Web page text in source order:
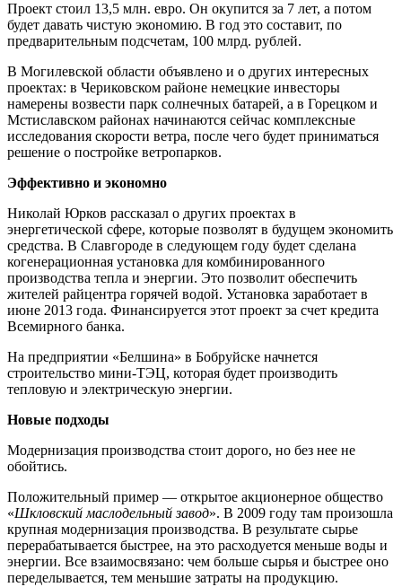
Проект стоил 13,5 млн. евро. Он окупится за 7 лет, а потом
будет давать чистую экономию. В год это составит, по
предварительным подсчетам, 100 млрд. рублей.
В Могилевской области объявлено и о других интересных
проектах: в Чериковском районе немецкие инвесторы
намерены возвести парк солнечных батарей, а в Горецком и
Мстиславском районах начинаются сейчас комплексные
исследования скорости ветра, после чего будет приниматься
решение о постройке ветропарков.
Эффективно и экономно
Николай Юрков рассказал о других проектах в
энергетической сфере, которые позволят в будущем экономить
средства. В Славгороде в следующем году будет сделана
когенерационная установка для комбинированного
производства тепла и энергии. Это позволит обеспечить
жителей райцентра горячей водой. Установка заработает в
июне 2013 года. Финансируется этот проект за счет кредита
Всемирного банка.
На предприятии «Белшина» в Бобруйске начнется
строительство мини-ТЭЦ, которая будет производить
тепловую и электрическую энергии.
Новые подходы
Модернизация производства стоит дорого, но без нее не
обойтись.
Положительный пример — открытое акционерное общество
«Шкловский маслодельный завод». В 2009 году там произошла
крупная модернизация производства. В результате сырье
перерабатывается быстрее, на это расходуется меньше воды и
энергии. Все взаимосвязано: чем больше сырья и быстрее оно
переделывается, тем меньшие затраты на продукцию.